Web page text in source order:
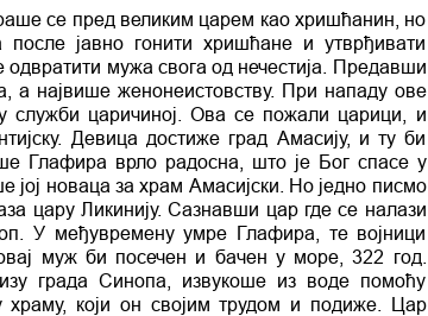
се пред великим царем као хришћанин, но
јавно гонити хришћане и утврђивати
мужа свога од нечестија. Предавши
а највише женонеистовству. При нападу ове
служби царичиној. Ова се пожали царици, и
Девица достиже град Амасију, и ту би
Глафира врло радосна, што је Бог спасе у
новаца за храм Амасијски. Но једно писмо
цару Ликинију. Сазнавши цар где се налази
У међувремену умре Глафира, те војници
муж би посечен и бачен у море, 322 год.
града Синопа, извукоше из воде помоћу
који он својим трудом и подиже. Цар